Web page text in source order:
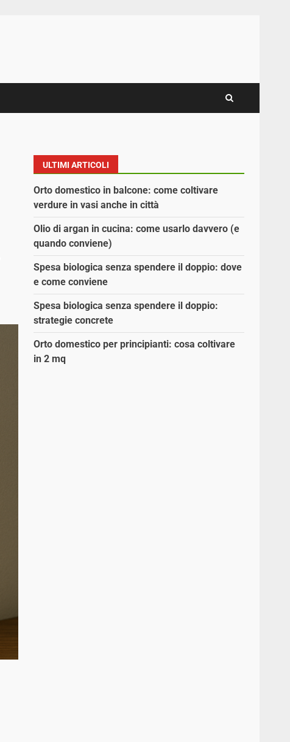
ULTIMI ARTICOLI
Orto domestico in balcone: come coltivare
verdure in vasi anche in città
Olio di argan in cucina: come usarlo davvero (e
quando conviene)
Spesa biologica senza spendere il doppio: dove
e come conviene
Spesa biologica senza spendere il doppio:
strategie concrete
Orto domestico per principianti: cosa coltivare
in 2 mq